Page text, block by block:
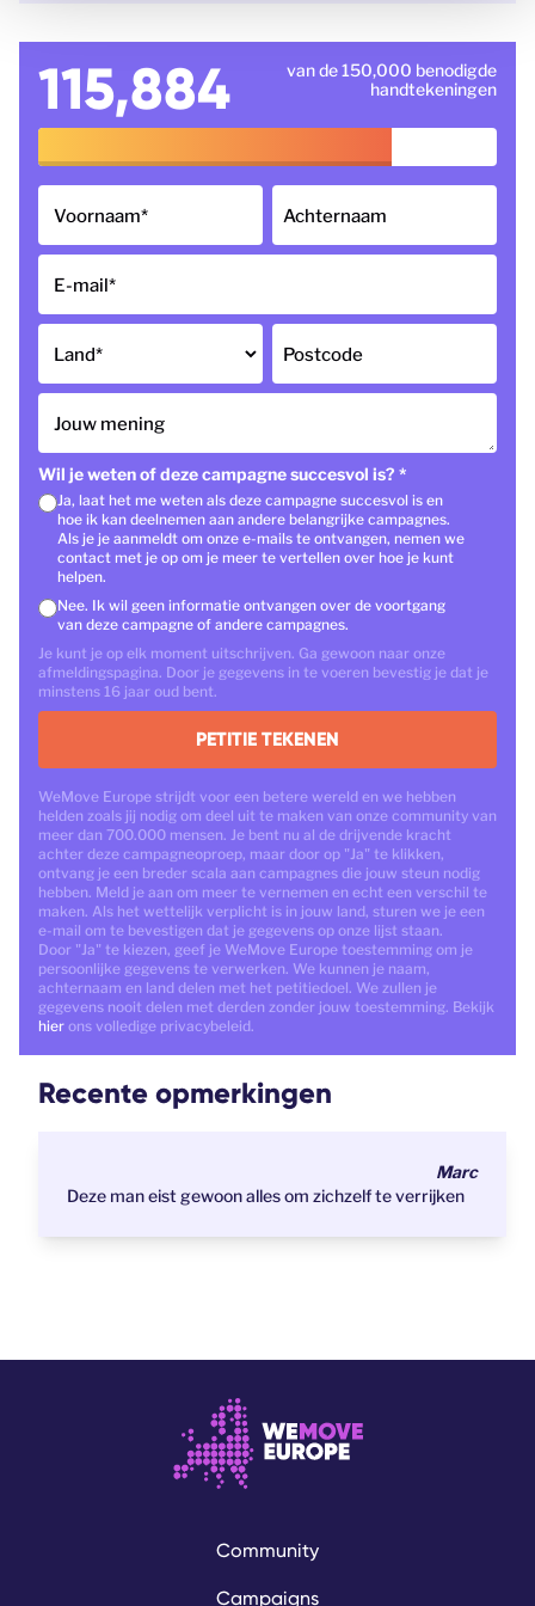
115,884
van de 150,000 benodigde
handtekeningen
Voornaam* Achternaam
E-mail*
Land* Postcode
Jouw mening
Wil je weten of deze campagne succesvol is? *
Ja, laat het me weten als deze campagne succesvol is en
hoe ik kan deelnemen aan andere belangrijke campagnes.
Als je je aanmeldt om onze e-mails te ontvangen, nemen we
contact met je op om je meer te vertellen over hoe je kunt
helpen.
Nee. Ik wil geen informatie ontvangen over de voortgang
van deze campagne of andere campagnes.
Je kunt je op elk moment uitschrijven. Ga gewoon naar onze
afmeldingspagina. Door je gegevens in te voeren bevestig je dat je
minstens 16 jaar oud bent.
PETITIE TEKENEN
WeMove Europe strijdt voor een betere wereld en we hebben
helden zoals jij nodig om deel uit te maken van onze community van
meer dan 700.000 mensen. Je bent nu al de drijvende kracht
achter deze campagneoproep, maar door op "Ja" te klikken,
ontvang je een breder scala aan campagnes die jouw steun nodig
hebben. Meld je aan om meer te vernemen en echt een verschil te
maken. Als het wettelijk verplicht is in jouw land, sturen we je een
e-mail om te bevestigen dat je gegevens op onze lijst staan.
Door "Ja" te kiezen, geef je WeMove Europe toestemming om je
persoonlijke gegevens te verwerken. We kunnen je naam,
achternaam en land delen met het petitiedoel. We zullen je
gegevens nooit delen met derden zonder jouw toestemming. Bekijk
hier ons volledige privacybeleid.
Recente opmerkingen
Marc
Deze man eist gewoon alles om zichzelf te verrijken
Community
Campaigns